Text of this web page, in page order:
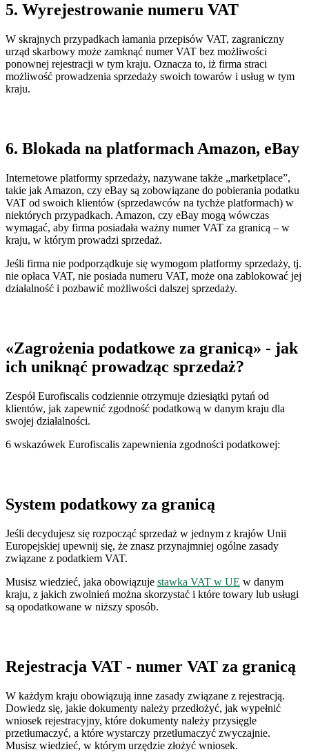
5. Wyrejestrowanie numeru VAT
W skrajnych przypadkach łamania przepisów VAT, zagraniczny
urząd skarbowy może zamknąć numer VAT bez możliwości
ponownej rejestracji w tym kraju. Oznacza to, iż firma straci
możliwość prowadzenia sprzedaży swoich towarów i usług w tym
kraju.
6. Blokada na platformach Amazon, eBay
Internetowe platformy sprzedaży, nazywane także „marketplace”,
takie jak Amazon, czy eBay są zobowiązane do pobierania podatku
VAT od swoich klientów (sprzedawców na tychże platformach) w
niektórych przypadkach. Amazon, czy eBay mogą wówczas
wymagać, aby firma posiadała ważny numer VAT za granicą – w
kraju, w którym prowadzi sprzedaż.
Jeśli firma nie podporządkuje się wymogom platformy sprzedaży, tj.
nie opłaca VAT, nie posiada numeru VAT, może ona zablokować jej
działalność i pozbawić możliwości dalszej sprzedaży.
«Zagrożenia podatkowe za granicą» - jak
ich uniknąć prowadząc sprzedaż?
Zespół Eurofiscalis codziennie otrzymuje dziesiątki pytań od
klientów, jak zapewnić zgodność podatkową w danym kraju dla
swojej działalności.
6 wskazówek Eurofiscalis zapewnienia zgodności podatkowej:
System podatkowy za granicą
Jeśli decydujesz się rozpocząć sprzedaż w jednym z krajów Unii
Europejskiej upewnij się, że znasz przynajmniej ogólne zasady
związane z podatkiem VAT.
Musisz wiedzieć, jaka obowiązuje stawka VAT w UE w danym
kraju, z jakich zwolnień można skorzystać i które towary lub usługi
są opodatkowane w niższy sposób.
Rejestracja VAT - numer VAT za granicą
W każdym kraju obowiązują inne zasady związane z rejestracją.
Dowiedz się, jakie dokumenty należy przedłożyć, jak wypełnić
wniosek rejestracyjny, które dokumenty należy przysięgle
przetłumaczyć, a które wystarczy przetłumaczyć zwyczajnie.
Musisz wiedzieć, w którym urzędzie złożyć wniosek.